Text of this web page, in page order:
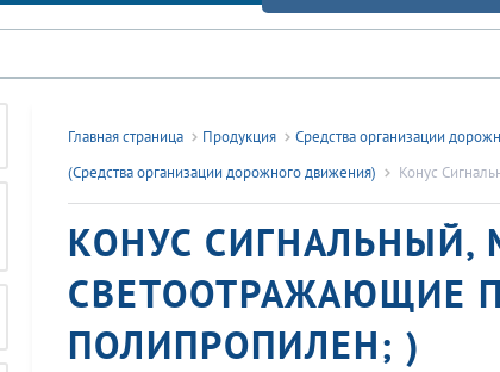
Главная страница Продукция Средства организации
(Средства организации дорожного движения)
Конус
КОНУС СИГНАЛЬНЫЙ,
СВЕТООТРАЖАЮЩИЕ
ПОЛИПРОПИЛЕН; )